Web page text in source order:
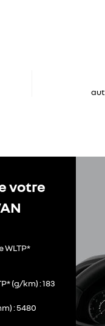
votre
WLTP*
(g/km) 183
5480